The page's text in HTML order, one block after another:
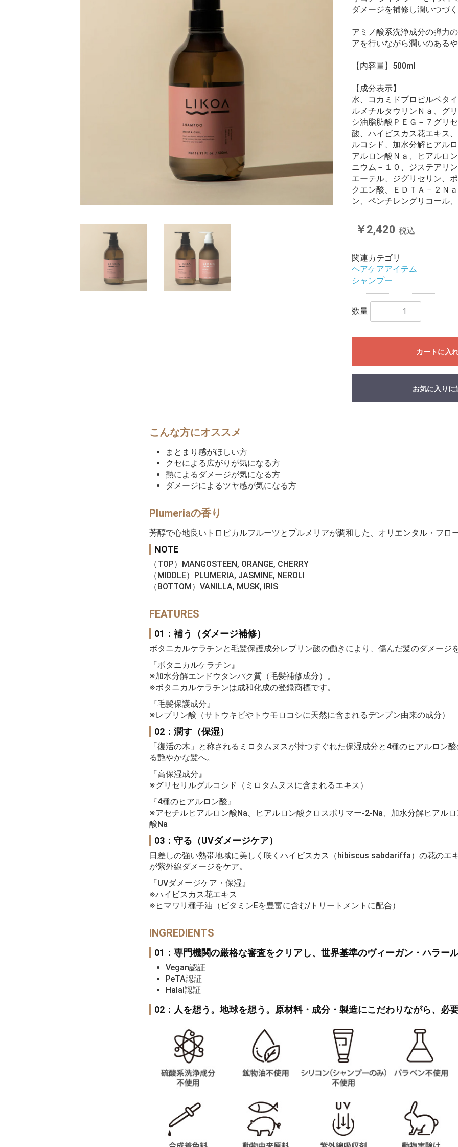
ダメージを補修し潤いつづ
アミノ酸系洗浄成分の弾力
アを行いながら潤いのある
【内容量】500ml
【成分表示】
水、コカミドプロピルベタ
ルメチルタウリンＮａ、グ
シ油脂肪酸ＰＥＧ－７グリ
酸、ハイビスカス花エキス
ルコシド、加水分解ヒアル
アルロン酸Ｎａ、ヒアルロ
ニウム－１０、ジステアリ
エーテル、ジグリセリン、
クエン酸、ＥＤＴＡ－２Ｎ
ン、ペンチレングリコール
￥2,420 税込
関連カテゴリ
ヘアケアアイテム
シャンプー
数量
カートに入
お気に入りに
こんな方にオススメ
まとまり感がほしい方
クセによる広がりが気になる方
熱によるダメージが気になる方
ダメージによるツヤ感が気になる方
Plumeriaの香り
芳醇で心地良いトロピカルフルーツとプルメリアが調和した、オリエンタル・フロ
NOTE
（TOP）MANGOSTEEN, ORANGE, CHERRY
（MIDDLE）PLUMERIA, JASMINE, NEROLI
（BOTTOM）VANILLA, MUSK, IRIS
FEATURES
01：補う（ダメージ補修）
ボタニカルケラチンと毛髪保護成分レブリン酸の働きにより、傷んだ髪のダメージ
『ボタニカルケラチン』
※加水分解エンドウタンパク質（毛髪補修成分）。
※ボタニカルケラチンは成和化成の登録商標です。
『毛髪保護成分』
※レブリン酸（サトウキビやトウモロコシに天然に含まれるデンプン由来の成分）
02：潤す（保湿）
「復活の木」と称されるミロタムヌスが持つすぐれた保湿成分と4種のヒアルロン
る艶やかな髪へ。
『高保湿成分』
※グリセリルグルコシド（ミロタムヌスに含まれるエキス）
『4種のヒアルロン酸』
※アセチルヒアルロン酸Na、ヒアルロン酸クロスポリマー-2-Na、加水分解ヒアル
酸Na
03：守る（UVダメージケア）
日差しの強い熱帯地域に美しく咲くハイビスカス（hibiscus sabdariffa）の花のエ
が紫外線ダメージをケア。
『UVダメージケア・保湿』
※ハイビスカス花エキス
※ヒマワリ種子油（ビタミンEを豊富に含む/トリートメントに配合）
INGREDIENTS
01：専門機関の厳格な審査をクリアし、世界基準のヴィーガン・ハラール
Vegan認証
PeTA認証
Halal認証
02：人を想う。地球を想う。原材料・成分・製造にこだわりながら、必要